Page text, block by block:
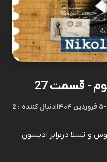
-۵ فروردین ۱۴۰۴ |2 : دنبال کننده
و تسلا دربرابر ادیسون